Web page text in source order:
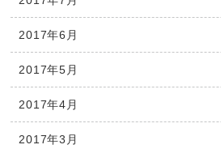
2017年6月
2017年5月
2017年4月
2017年3月